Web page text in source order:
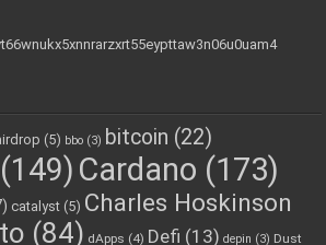
(5) bbo (3) bitcoin (22)
(149) Cardano (173)
catalyst (5) Charles Hoskinson
(84) dApps (4) Defi (13) depin (3) Dust